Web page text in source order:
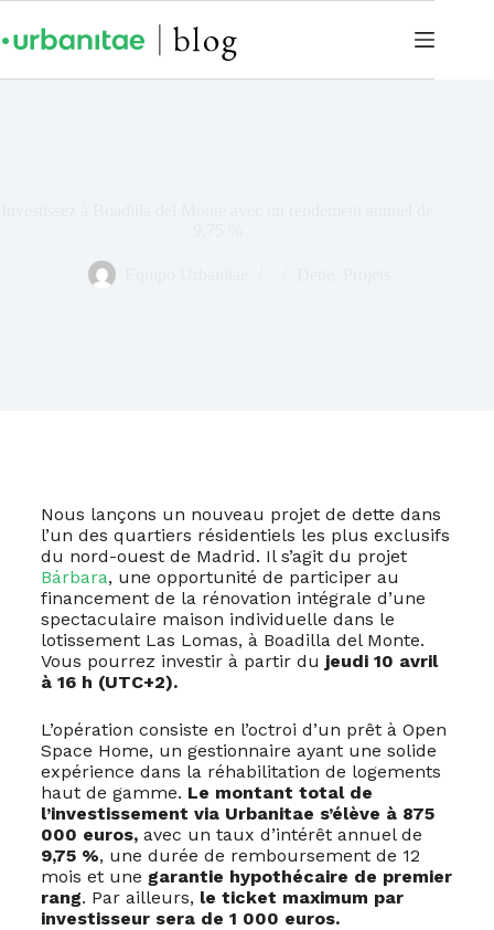
Nous lançons un nouveau projet de dette dans
l’un des quartiers résidentiels les plus exclusifs
du nord-ouest de Madrid. Il s’agit du projet
Bárbara, une opportunité de participer au
financement de la rénovation intégrale d’une
spectaculaire maison individuelle dans le
lotissement Las Lomas, à Boadilla del Monte.
Vous pourrez investir à partir du jeudi 10 avril
à 16 h (UTC+2).
L’opération consiste en l’octroi d’un prêt à Open
Space Home, un gestionnaire ayant une solide
expérience dans la réhabilitation de logements
haut de gamme. Le montant total de
l’investissement via Urbanitae s’élève à 875
000 euros,avec un taux d’intérêt annuel de
9,75 %, une durée de remboursement de 12
mois et une garantie hypothécaire de premier
rang. Par ailleurs, le ticket maximum par
investisseur sera de 1 000 euros.